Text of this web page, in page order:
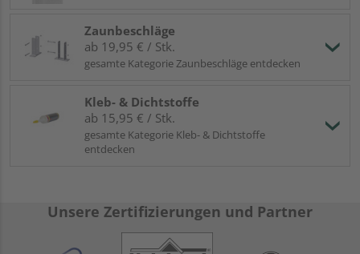
Zaunbeschläge
ab 19,95 € / Stk.
gesamte Kategorie Zaunbeschläge entdecken
Kleb- & Dichtstoffe
ab 15,95 € / Stk.
gesamte Kategorie Kleb- & Dichtstoffe
entdecken
Unsere Zertifizierungen und Partner